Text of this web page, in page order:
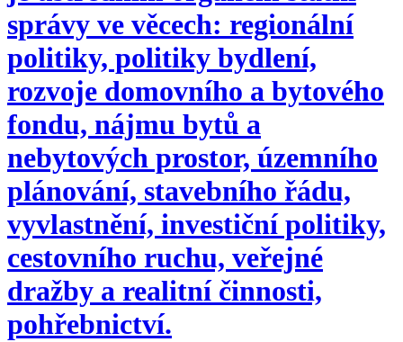
správy ve věcech: regionální
politiky, politiky bydlení,
rozvoje domovního a bytového
fondu, nájmu bytů a
nebytových prostor, územního
plánování, stavebního řádu,
vyvlastnění, investiční politiky,
cestovního ruchu, veřejné
dražby a realitní činnosti,
pohřebnictví.